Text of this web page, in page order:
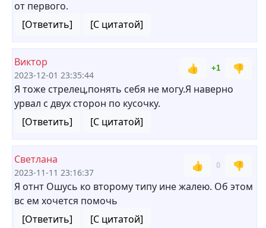
от первого.
[Ответить]
[С цитатой]
Виктор
2023-12-01 23:35:44
👍 +1
👎
Я тоже стрелец,понять себя не могу.Я наверно
урвал с двух сторон по кусочку.
[Ответить]
[С цитатой]
Светлана
2023-11-11 23:16:37
👍 0
👎
Я отнт Ошусь ко второму типу ине жалею. Об этом
вс ем хочется помочь
[Ответить]
[С цитатой]